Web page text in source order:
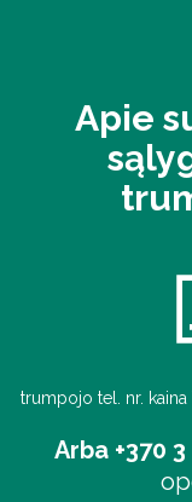
Apie
trumpojo tel. nr.
Arba +370